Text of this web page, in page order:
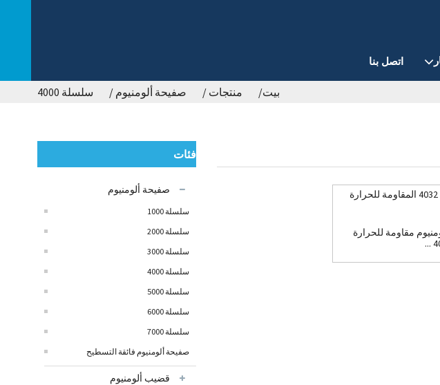
اتصل بنا
بيت منتجات صفيحة ألومنيوم سلسلة 4000
فئات
صفيحة ألومنيوم
سلسلة 1000
سلسلة 2000
سلسلة 3000
سلسلة 4000
سلسلة 5000
سلسلة 6000
سلسلة 7000
صفيحة ألومنيوم فائقة التسطيح
قضيب ألومنيوم
مقاومة للحرارة